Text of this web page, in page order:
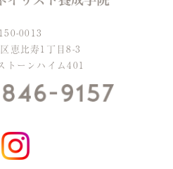
0013
恵比寿1丁目8-3
トーンハイム401